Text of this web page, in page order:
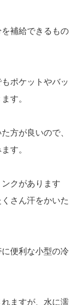
補給できるもの
ポケットやバッ
す。
方が良いので、
す。
クがあります
さん汗をかいた
便利な小型の冷
ますが、水に濡